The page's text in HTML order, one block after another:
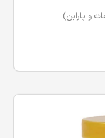
و پارابن)